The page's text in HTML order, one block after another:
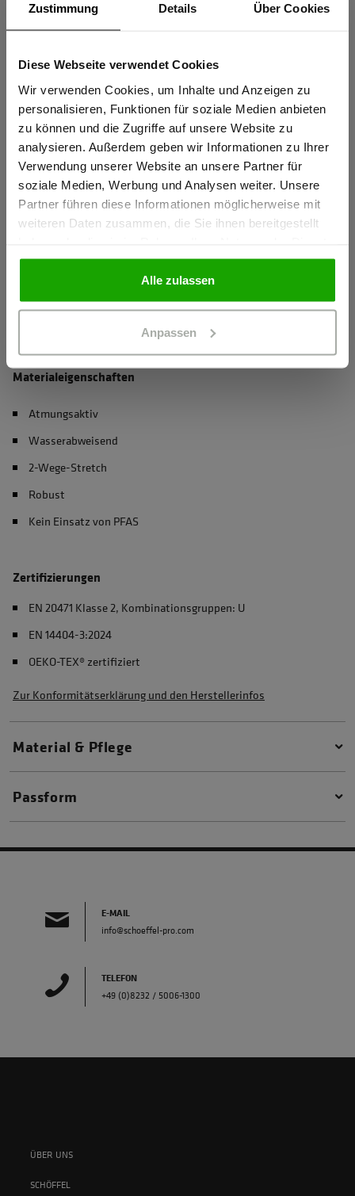
Zustimmung Details Über Cookies
Diese Webseite verwendet Cookies
Wir verwenden Cookies, um Inhalte und Anzeigen zu
personalisieren, Funktionen für soziale Medien anbieten
zu können und die Zugriffe auf unsere Website zu
analysieren. Außerdem geben wir Informationen zu Ihrer
Verwendung unserer Website an unsere Partner für
soziale Medien, Werbung und Analysen weiter. Unsere
Partner führen diese Informationen möglicherweise mit
weiteren Daten zusammen, die Sie ihnen bereitgestellt
gesammelt haben.
Alle zulassen
Anpassen
maximale Abriebfestigkeit
Thermofixierte und formstabile Reflexstreifen PRO ReFlex
Wasserabweisendes Stretchmaterial für perfekten
Tragekomfort
mehr anzeigen
Herstellerangaben
Schöffel PRO GmbH, Albert-Einstein-Strasse 1, 86830
Schwabmünchen, Deutschland
info@schoeffel-pro.com
Materialeigenschaften
Atmungsaktiv
Wasserabweisend
2-Wege-Stretch
Robust
Kein Einsatz von PFAS
Zertifizierungen
EN 20471 Klasse 2, Kombinationsgruppen: U
EN 14404-3:2024
OEKO-TEX® zertifiziert
Zur Konformitätserklärung und den Herstellerinfos
Material & Pflege
Passform
E-MAIL
info@schoeffel-pro.com
TELEFON
+49 (0)8232 / 5006-1300
ÜBER UNS
SCHÖFFEL
Sind Sie
Gewerbetreibender?
Ich bestätige, dass ich Gewerbetreibender bin. Alle
Preise werden netto ausgewiesen.